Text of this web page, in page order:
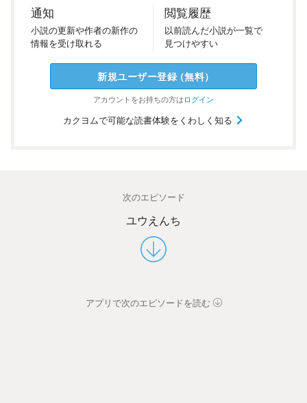
通知
小説の更新や作者の新作の
情報を受け取れる
閲覧履歴
以前読んだ小説が一覧で
見つけやすい
新規ユーザー登録（無料）
アカウントをお持ちの方はログイン
カクヨムで可能な読書体験をくわしく知る
次のエピソード
ユウえんち
アプリで次のエピソードを読む